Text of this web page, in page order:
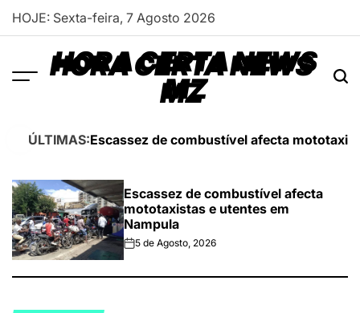
Skip
HOJE: Sexta-feira, 7 Agosto 2026
HORA CERTA NEWS
MZ
ÚLTIMAS:Escassez de combustível afecta
Escassez de combustível afecta
mototaxistas e utentes em
Nampula
on5 de Agosto, 2026